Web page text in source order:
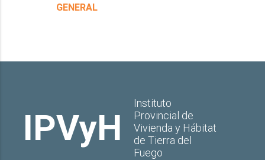
GENERAL
IPVyH
Instituto
Provincial de
Vivienda y Hábitat
de Tierra del
Fuego